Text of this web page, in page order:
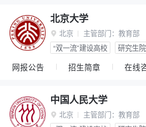
北京大学
 北京 主管部门： 教育部
“双一流”建设高校
研究生院
网报公告 招生简章 在线
中国人民大学
 北京 主管部门： 教育部